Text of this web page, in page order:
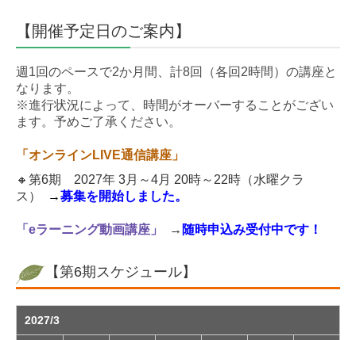
【開催予定日のご案内】
週 1回のペースで2か月間、計8回（各回 2時間 ）の講座と
なります。
※進行状況によって、時間がオーバーすることがござい
ます。予めご了承ください。
「オンラインLIVE通信講座」
🔸 第6期 2027年 3月～4月 20時～22時（水曜クラ
ス）
→募集を開始しました。
「eラーニング動画講座」 → 随時申込み受付中です！
【第6期スケジュール】
2027/3